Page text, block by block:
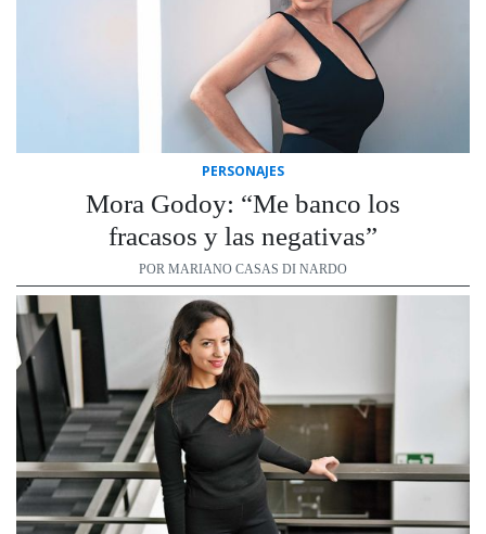
PERSONAJES
Mora Godoy: “Me banco los
fracasos y las negativas”
POR MARIANO CASAS DI NARDO